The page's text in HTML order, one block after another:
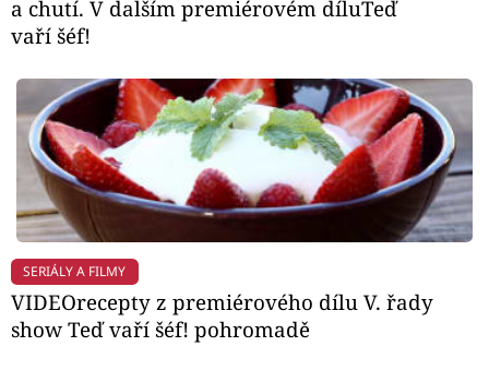
a chutí. V dalším premiérovém díluTeď
vaří šéf!
SERIÁLY A FILMY
VIDEOrecepty z premiérového dílu V. řady
show Teď vaří šéf! pohromadě